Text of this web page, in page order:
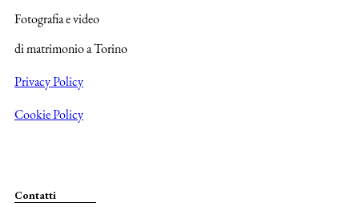
Fotografia e video
di matrimonio a Torino
Privacy Policy
Cookie Policy
Contatti